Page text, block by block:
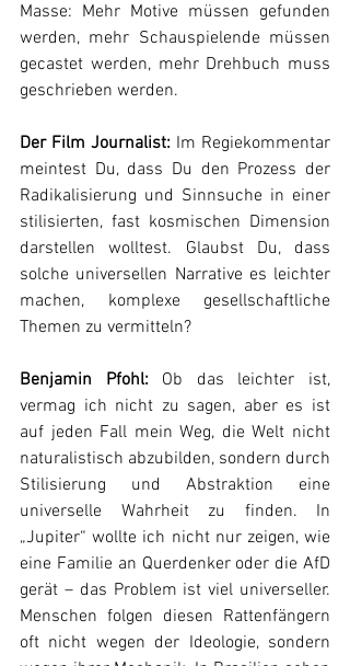
Masse: Mehr Motive müssen gefunden
werden, mehr Schauspielende müssen
gecastet werden, mehr Drehbuch muss
geschrieben werden.
Der Film Journalist: Im Regiekommentar
meintest Du, dass Du den Prozess der
Radikalisierung und Sinnsuche in einer
stilisierten, fast kosmischen Dimension
darstellen wolltest. Glaubst Du, dass
solche universellen Narrative es leichter
machen, komplexe gesellschaftliche
Themen zu vermitteln?
Benjamin Pfohl: Ob das leichter ist,
vermag ich nicht zu sagen, aber es ist
auf jeden Fall mein Weg, die Welt nicht
naturalistisch abzubilden, sondern durch
Stilisierung und Abstraktion eine
universelle Wahrheit zu finden. In
„Jupiter“ wollte ich nicht nur zeigen, wie
eine Familie an Querdenker oder die AfD
gerät – das Problem ist viel universeller.
Menschen folgen diesen Rattenfängern
oft nicht wegen der Ideologie, sondern